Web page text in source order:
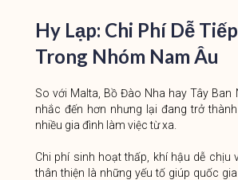
Hy Lạp: Chi Phí Dễ
Trong Nhóm Nam Âu
So với Malta, Bồ Đào Nha hay Tây Ban
nhắc đến hơn nhưng lại đang trở
nhiều gia đình làm việc từ xa.
Chi phí sinh hoạt thấp, khí hậu dễ chịu
thân thiện là những yếu tố giúp quốc